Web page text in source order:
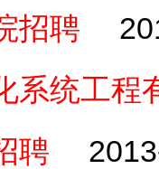
招聘
系统工程
聘